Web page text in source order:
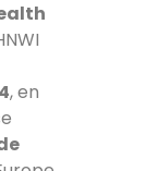
, en